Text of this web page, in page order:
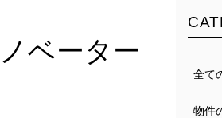
ベーター
全て
物件